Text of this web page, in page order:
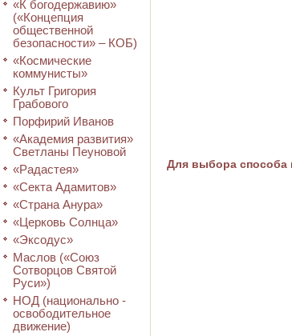
«К богодержавию»
(«Концепция
общественной
безопасности» – КОБ)
«Космические
коммунисты»
Культ Григория
Грабового
Порфирий Иванов
«Академия развития»
Светланы Пеуновой
«Радастея»
«Секта Адамитов»
«Страна Анура»
«Церковь Солнца»
«Эксодус»
Маслов («Союз
Сотворцов Святой
Руси»)
НОД (национально -
освободительное
движение)
Для выбора способа